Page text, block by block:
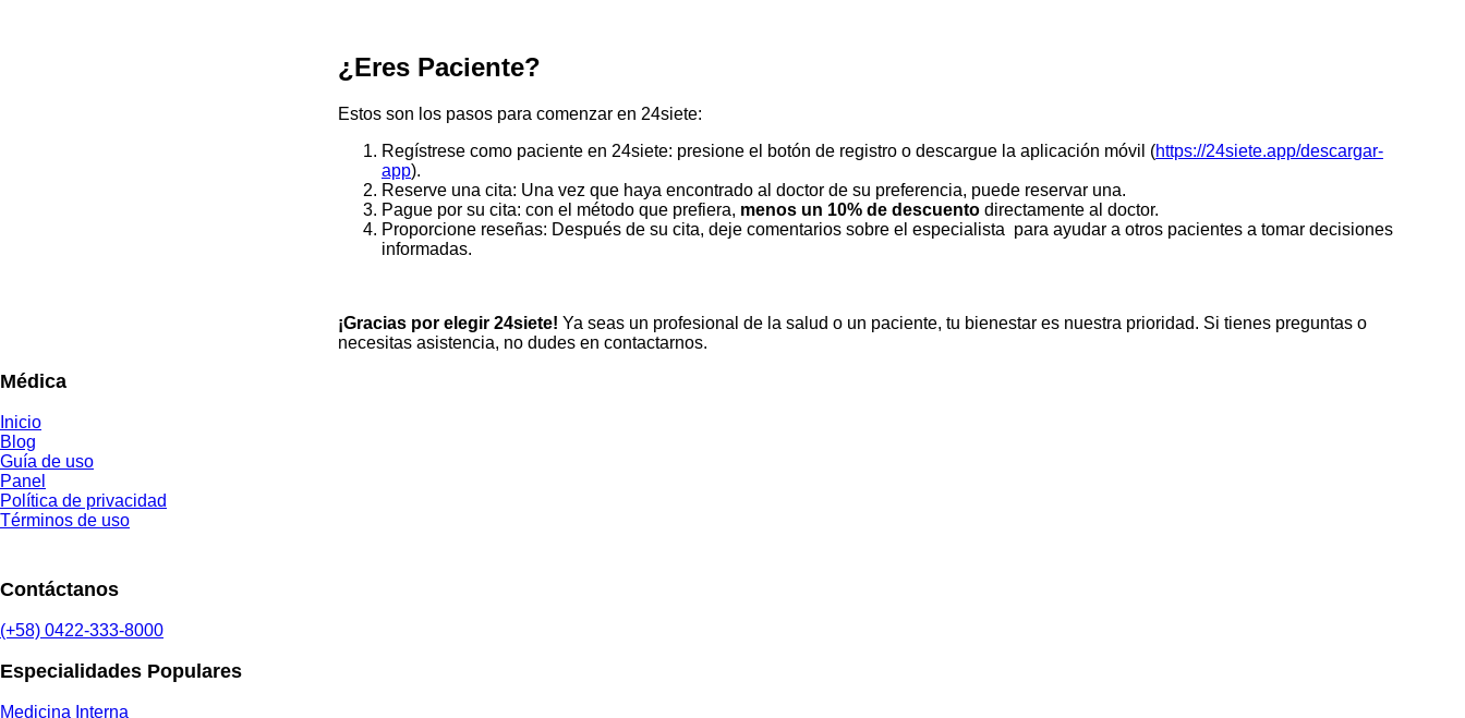
¿Eres Paciente?
Estos son los pasos para comenzar en 24siete:
Regístrese como paciente en 24siete: presione el botón de registro o descargue la aplicación móvil (https://24siete.app/descargar-
app).
Reserve una cita: Una vez que haya encontrado al doctor de su preferencia, puede reservar una.
Pague por su cita: con el método que prefiera, menos un 10% de descuento directamente al doctor.
Proporcione reseñas: Después de su cita, deje comentarios sobre el especialista para ayudar a otros pacientes a tomar decisiones
informadas.
¡Gracias por elegir 24siete! Ya seas un profesional de la salud o un paciente, tu bienestar es nuestra prioridad. Si tienes preguntas o
necesitas asistencia, no dudes en contactarnos.
Médica
Inicio
Blog
Guía de uso
Panel
Política de privacidad
Términos de uso
Contáctanos
(+58) 0422-333-8000
Especialidades Populares
Medicina Interna